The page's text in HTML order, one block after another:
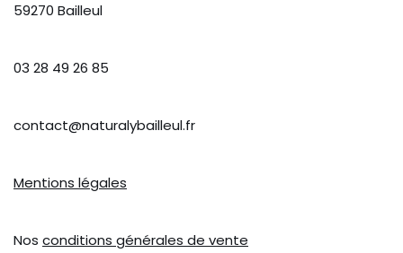
59270 Bailleul
03 28 49 26 85
contact@naturalybailleul.fr
Mentions légales
Nos conditions générales de vente